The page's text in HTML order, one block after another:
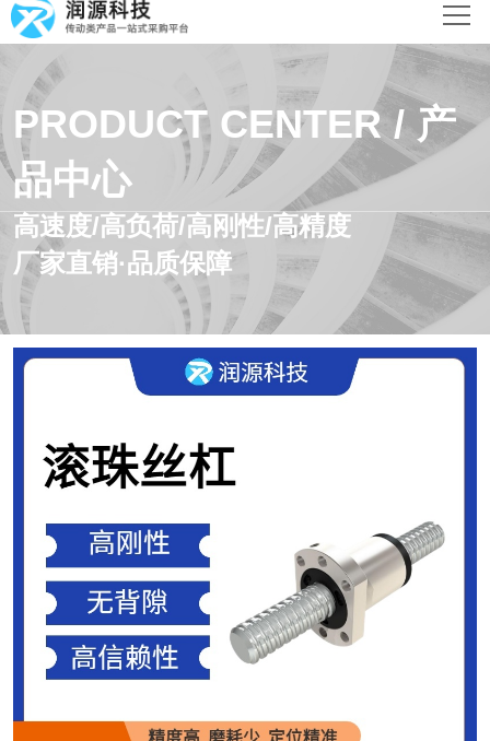
网站首页
产品中心
新闻动态
解决方案
关于润源
PRODUCT CENTER / 产
品中心
高速度/高负荷/高刚性/高精度
厂家直销·品质保障